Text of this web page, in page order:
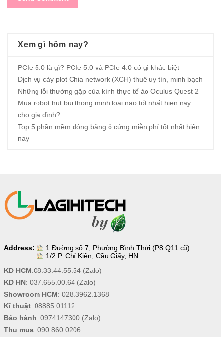
Xem gì hôm nay?
PCIe 5.0 là gì? PCIe 5.0 và PCIe 4.0 có gì khác biệt
Dịch vụ cày plot Chia network (XCH) thuê uy tín, minh bạch
Những lỗi thường gặp của kính thực tế ảo Oculus Quest 2
Mua robot hút bụi thông minh loại nào tốt nhất hiện nay
cho gia đình?
Top 5 phần mềm đóng băng ổ cứng miễn phí tốt nhất hiện
nay
Address:
1 Đường số 7, Phường Bình Thới (P8 Q11 cũ)
1/2 P. Chí Kiên, Cầu Giấy, HN
KD HCM:08.33.44.55.54(Zalo)
KD HN: 037.655.00.64(Zalo)
Showroom HCM: 028.3962.1368
Kĩ thuật: 08885.01112
Bảo hành: 0974147300(Zalo)
Thu mua: 090.860.0206